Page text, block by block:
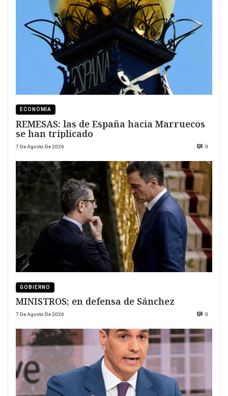
ECONOMÍA
REMESAS: las de España hacia Marruecos
se han triplicado
7 De Agosto De 2026 0
GOBIERNO
MINISTROS; en defensa de Sánchez
7 De Agosto De 2026 0